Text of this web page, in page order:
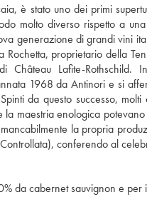
è stato uno dei primi
molto diverso rispetto a
generazione di grandi vini
Rochetta, proprietario della
Château Lafite-Rothschild.
1968 da Antinori e si
da questo successo,
maestria enologica
la propria
conferendo al
da cabernet sauvignon e